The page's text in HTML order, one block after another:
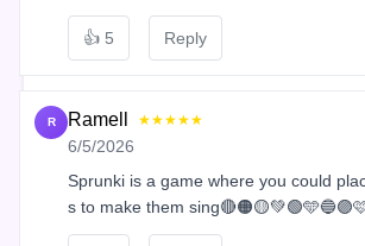
👍 5 Reply
R Ramell ★★★★★
6/5/2026
Sprunki is a game where you could
s to make them